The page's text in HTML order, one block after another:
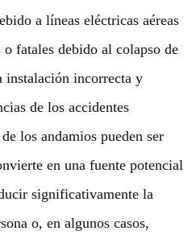
a líneas eléctricas aéreas
o fatales debido al colapso de
instalación incorrecta y
de los accidentes
los andamios pueden ser
en una fuente potencial
significativamente la
o, en algunos casos,